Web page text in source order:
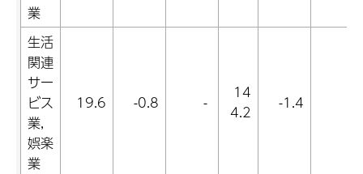
業
生活
関連
サー
ビス
業,
娯楽
業
19.6 -0.8 -
14
4.2
-1.4